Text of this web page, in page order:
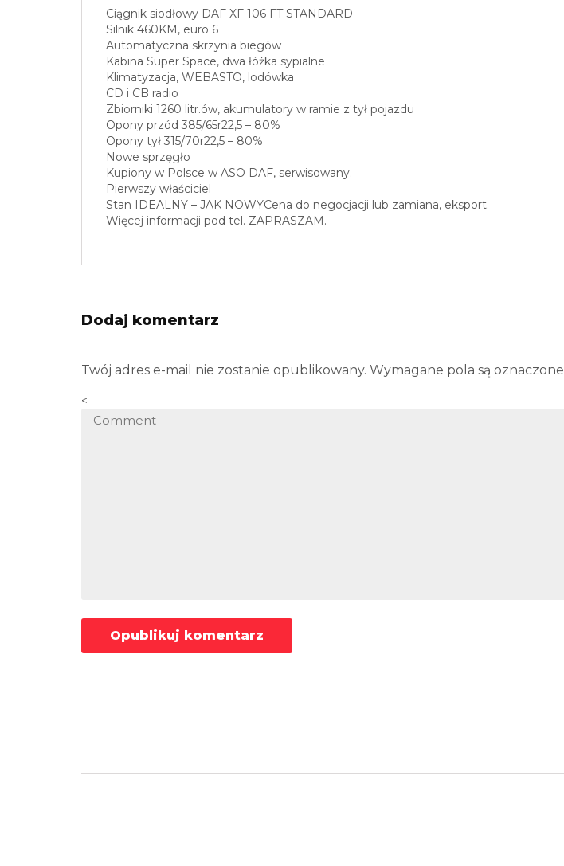
Ciągnik siodłowy DAF XF 106 FT STANDARD
Silnik 460KM, euro 6
Automatyczna skrzynia biegów
Kabina Super Space, dwa łóżka sypialne
Klimatyzacja, WEBASTO, lodówka
CD i CB radio
Zbiorniki 1260 litr.ów, akumulatory w ramie z tył pojazdu
Opony przód 385/65r22,5 – 80%
Opony tył 315/70r22,5 – 80%
Nowe sprzęgło
Kupiony w Polsce w ASO DAF, serwisowany.
Pierwszy właściciel
Stan IDEALNY – JAK NOWYCena do negocjacji lub zamiana, eksport.
Więcej informacji pod tel. ZAPRASZAM.
Dodaj komentarz
Twój adres e-mail nie zostanie opublikowany. Wymagane pola są oznaczone
<